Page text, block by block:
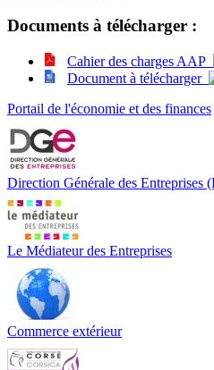
Documents à télécharger :
Cahier des charges AAP
Document à télécharger
Portail de l'économie et des finances
Direction Générale des Entreprises
Le Médiateur des Entreprises
Commerce extérieur